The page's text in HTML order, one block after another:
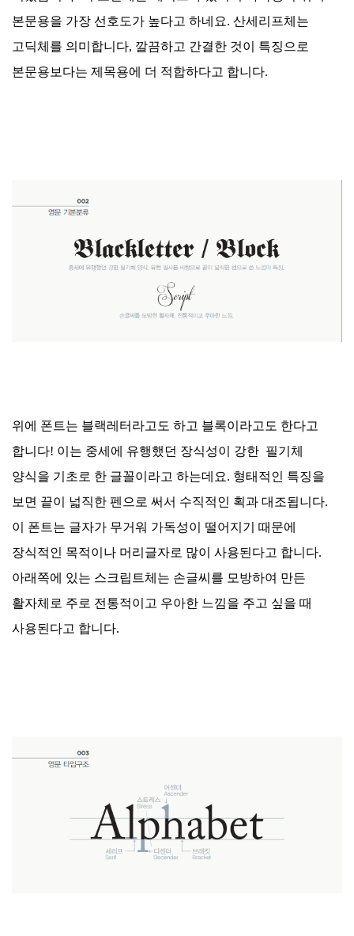
본문용을 가장 선호도가 높다고 하네요. 산세리프체는
고딕체를 의미합니다, 깔끔하고 간결한 것이 특징으로
본문용보다는 제목용에 더 적합하다고 합니다.
위에 폰트는 블랙레터라고도 하고 블록이라고도 한다고
합니다! 이는 중세에 유행했던 장식성이 강한 필기체
양식을 기초로 한 글꼴이라고 하는데요. 형태적인 특징을
보면 끝이 넓직한 펜으로 써서 수직적인 획과 대조됩니다.
이 폰트는 글자가 무거워 가독성이 떨어지기 때문에
장식적인 목적이나 머리글자로 많이 사용된다고 합니다.
아래쪽에 있는 스크립트체는 손글씨를 모방하여 만든
활자체로 주로 전통적이고 우아한 느낌을 주고 싶을 때
사용된다고 합니다.